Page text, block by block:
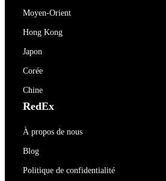
Moyen-Orient
Hong Kong
Japon
Corée
Chine
RedEx
À propos de nous
Blog
Politique de confidentialité